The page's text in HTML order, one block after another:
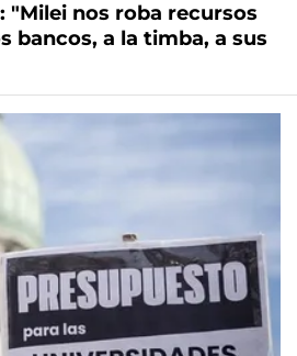
"Milei nos roba recursos
bancos, a la timba, a sus